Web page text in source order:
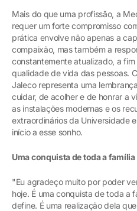
Mais do que uma profissão, a
requer um forte compromisso
prática envolve não apenas a
compaixão, mas também a
constantemente atualizado, a
qualidade de vida das pessoas.
Jaleco representa uma
cuidar, de acolher e de honrar a
as instalações modernas e os
extraordinários da Universidade
início a esse sonho.
Uma conquista de toda a família
"Eu agradeço muito por poder
hoje. É uma conquista de toda a
define. É uma realização dela